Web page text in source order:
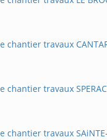
chantier travaux
chantier travaux
chantier travaux